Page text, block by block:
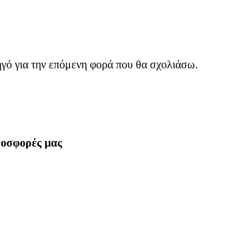
για την επόμενη φορά που θα σχολιάσω.
μας